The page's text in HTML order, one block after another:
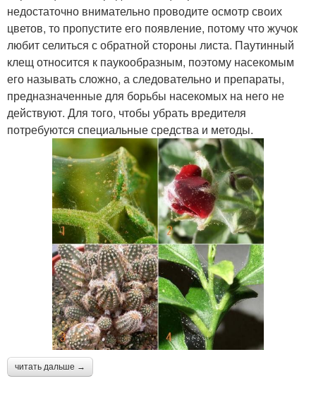
недостаточно внимательно проводите осмотр своих
цветов, то пропустите его появление, потому что жучок
любит селиться с обратной стороны листа. Паутинный
клещ относится к паукообразным, поэтому насекомым
его называть сложно, а следовательно и препараты,
предназначенные для борьбы насекомых на него не
действуют. Для того, чтобы убрать вредителя
потребуются специальные средства и методы.
читать дальше →